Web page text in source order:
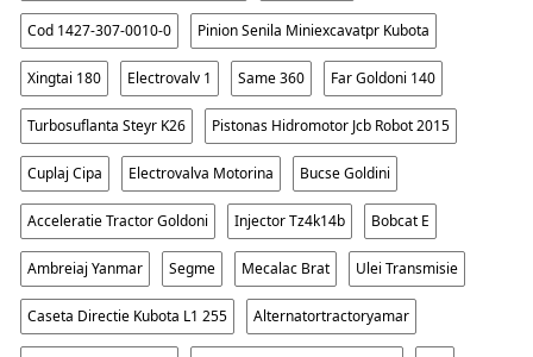
Cod 1427-307-0010-0 Pinion Senila Miniexcavatpr Kubota
Xingtai 180 Electrovalv 1 Same 360 Far Goldoni 140
Turbosuflanta Steyr K26 Pistonas Hidromotor Jcb Robot 2015
Cuplaj Cipa Electrovalva Motorina Bucse Goldini
Acceleratie Tractor Goldoni Injector Tz4k14b Bobcat E
Ambreiaj Yanmar Segme Mecalac Brat Ulei Transmisie
Caseta Directie Kubota L1 255 Alternatortractoryamar